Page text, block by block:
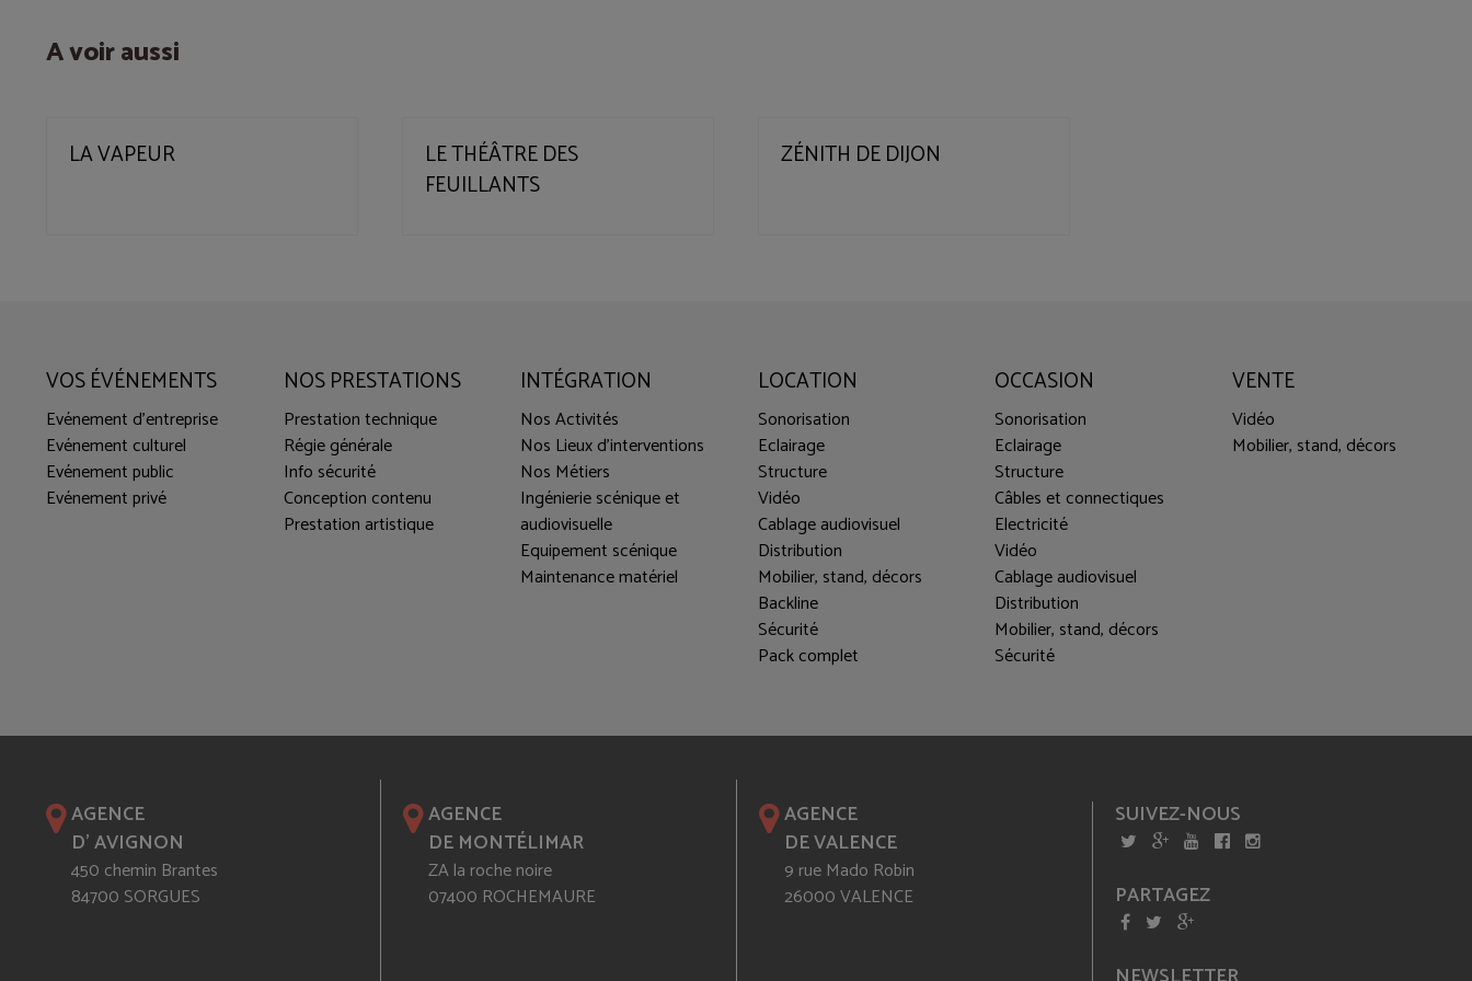
A voir aussi
LA VAPEUR
LE THÉÂTRE DES
FEUILLANTS
ZÉNITH DE DIJON
VOS ÉVÉNEMENTS
Evénement d'entreprise
Evénement culturel
Evénement public
Evénement privé
NOS PRESTATIONS
Prestation technique
Régie générale
Info sécurité
Conception contenu
Prestation artistique
INTÉGRATION
Nos Activités
Nos Lieux d'interventions
Nos Métiers
Ingénierie scénique et
audiovisuelle
Equipement scénique
Maintenance matériel
LOCATION
Sonorisation
Eclairage
Structure
Vidéo
Cablage audiovisuel
Distribution
Mobilier, stand, décors
Backline
Sécurité
Pack complet
OCCASION
Sonorisation
Eclairage
Structure
Câbles et connectiques
Electricité
Vidéo
Cablage audiovisuel
Distribution
Mobilier, stand, décors
Sécurité
VENTE
Vidéo
Mobilier, stand, décors
AGENCE
D' AVIGNON
450 chemin Brantes
84700 SORGUES
AGENCE
DE MONTÉLIMAR
ZA la roche noire
07400 ROCHEMAURE
AGENCE
DE VALENCE
9 rue Mado Robin
26000 VALENCE
SUIVEZ-NOUS
PARTAGEZ